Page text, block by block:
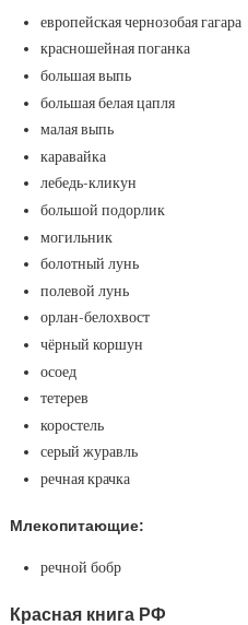
европейская чернозобая гагара
красношейная поганка
большая выпь
большая белая цапля
малая выпь
каравайка
лебедь-кликун
большой подорлик
могильник
болотный лунь
полевой лунь
орлан-белохвост
чёрный коршун
осоед
тетерев
коростель
серый журавль
речная крачка
Млекопитающие:
речной бобр
Красная книга РФ